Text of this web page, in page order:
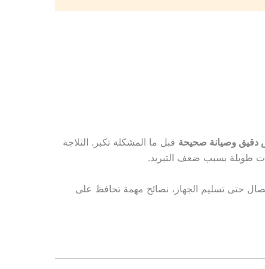
وصيانة صحيحة قبل ما المشكلة تكبر. الثلاجة
طويلة بسبب ضعف التبريد.
حتى تسليم الجهاز، نصائح مهمة تحافظ على